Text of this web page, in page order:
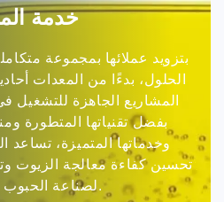
خدمة
الحلول، بدءًا من المعدات
المشاريع الجاهزة للتشغيل
بفضل تقنياتها المتطورة
وخدماتها المتميزة، تساعد
تحسين كفاءة معالجة الزيوت
لصناعة الحبوب والزيوت.